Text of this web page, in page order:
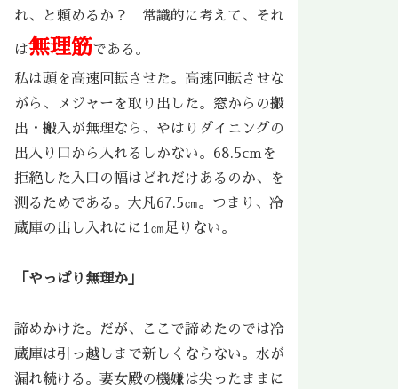
れ、と頼めるか？ 常識的に考えて、それ
は無理筋である。
私は頭を高速回転させた。高速回転させな
がら、メジャーを取り出した。窓からの搬
出・搬入が無理なら、やはりダイニングの
出入り口から入れるしかない。68.5cmを
拒絶した入口の幅はどれだけあるのか、を
測るためである。大凡67.5㎝。つまり、冷
蔵庫の出し入れにに1㎝足りない。
「やっぱり無理か」
諦めかけた。だが、ここで諦めたのでは冷
蔵庫は引っ越しまで新しくならない。水が
漏れ続ける。妻女殿の機嫌は尖ったままに